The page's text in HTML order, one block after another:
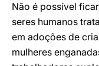
Não é possível
seres humanos
em adoções de
mulheres